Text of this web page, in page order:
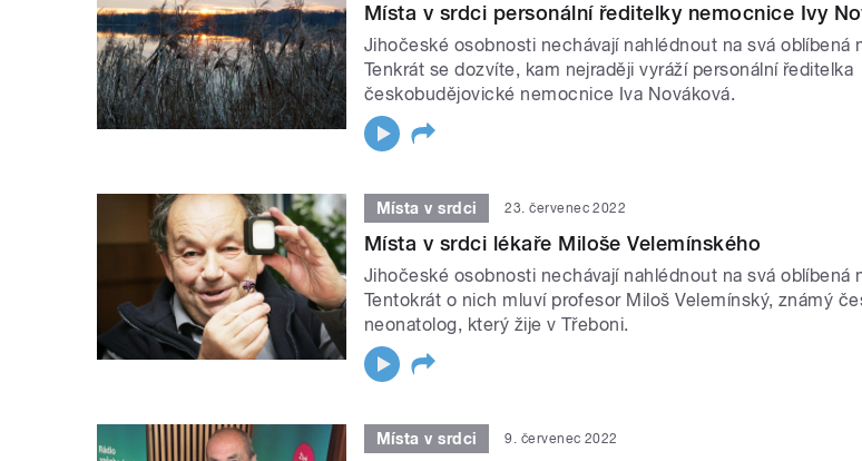
Místa v srdci personální ředitelky nemocnice Ivy
Jihočeské osobnosti nechávají nahlédnout na svá oblíbená
Tenkrát se dozvíte, kam nejraději vyráží personální ředitelka
českobudějovické nemocnice Iva Nováková.
Místa v srdci 23. červenec 2022
Místa v srdci lékaře Miloše Velemínského
Jihočeské osobnosti nechávají nahlédnout na svá oblíbená
Tentokrát o nich mluví profesor Miloš Velemínský, známý
neonatolog, který žije v Třeboni.
Místa v srdci 9. červenec 2022